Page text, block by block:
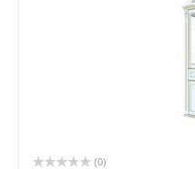
(0)